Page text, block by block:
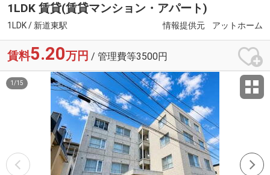
1LDK 賃貸(賃貸マンション・アパート)
1LDK / 新道東駅 情報提供元 アットホーム
賃料5.20万円 / 管理費等3500円
1 /15